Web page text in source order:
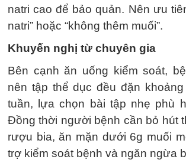
natri cao để bảo quản. Nên ưu
natri” hoặc “không thêm muối”.
Khuyến nghị từ chuyên gia
Bên cạnh ăn uống kiểm soát,
nên tập thể dục đều đặn
tuần, lựa chọn bài tập nhẹ phù
Đồng thời người bệnh cần bỏ hút
rượu bia, ăn mặn dưới 6g muối
trợ kiểm soát bệnh và ngăn ngừa